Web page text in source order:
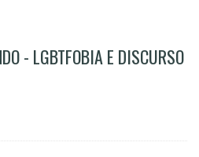
- LGBTFOBIA E DISCURSO